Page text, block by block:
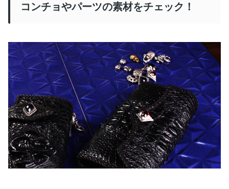
コンチョやパーツの素材をチェック！